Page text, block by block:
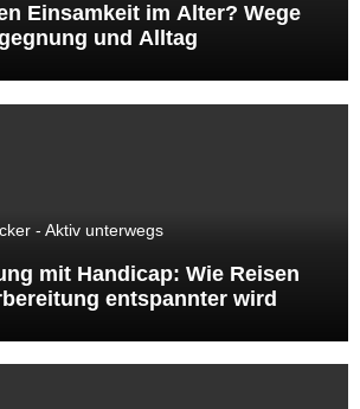
Einsamkeit im Alter? Wege
und Alltag
- Aktiv unterwegs
mit Handicap: Wie Reisen
entspannter wird